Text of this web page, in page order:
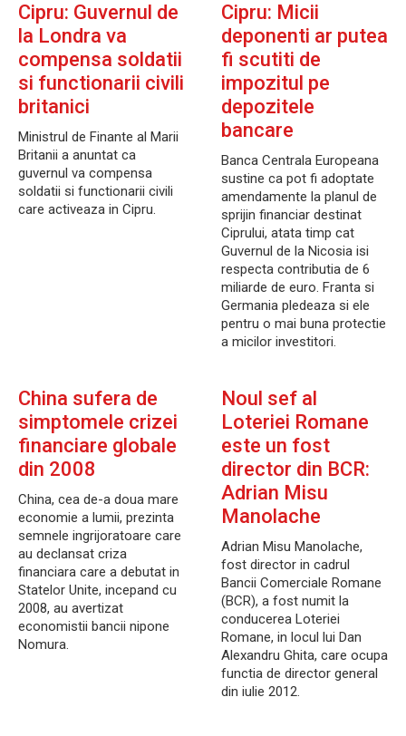
Cipru: Guvernul de
la Londra va
compensa soldatii
si functionarii civili
britanici
Ministrul de Finante al Marii
Britanii a anuntat ca
guvernul va compensa
soldatii si functionarii civili
care activeaza in Cipru.
Cipru: Micii
deponenti ar putea
fi scutiti de
impozitul pe
depozitele
bancare
Banca Centrala Europeana
sustine ca pot fi adoptate
amendamente la planul de
sprijin financiar destinat
Ciprului, atata timp cat
Guvernul de la Nicosia isi
respecta contributia de 6
miliarde de euro. Franta si
Germania pledeaza si ele
pentru o mai buna protectie
a micilor investitori.
China sufera de
simptomele crizei
financiare globale
din 2008
China, cea de-a doua mare
economie a lumii, prezinta
semnele ingrijoratoare care
au declansat criza
financiara care a debutat in
Statelor Unite, incepand cu
2008, au avertizat
economistii bancii nipone
Nomura.
Noul sef al
Loteriei Romane
este un fost
director din BCR:
Adrian Misu
Manolache
Adrian Misu Manolache,
fost director in cadrul
Bancii Comerciale Romane
(BCR), a fost numit la
conducerea Loteriei
Romane, in locul lui Dan
Alexandru Ghita, care ocupa
functia de director general
din iulie 2012.